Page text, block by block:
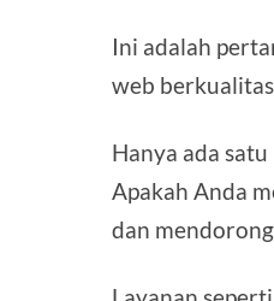
Ini adalah
web
Hanya ada
Apakah Anda
dan